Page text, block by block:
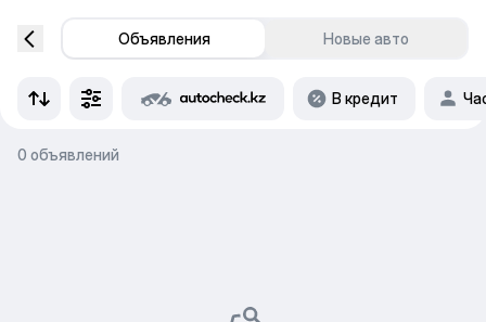
Объявления Новые авто
В кредит
0 объявлений